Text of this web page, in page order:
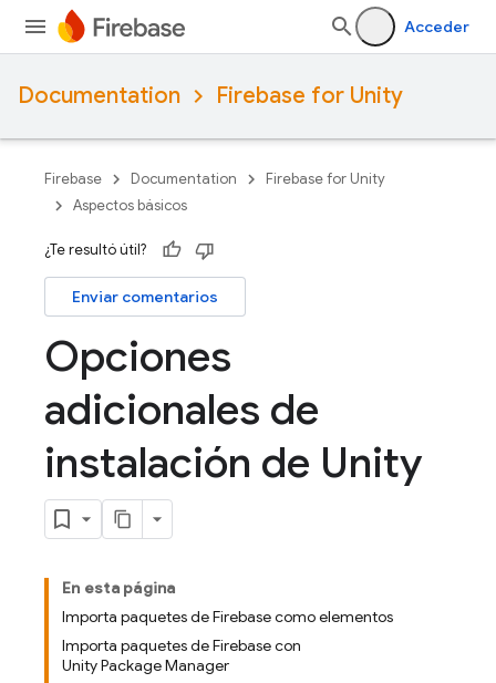
Acceder
Documentation Firebase for Unity
Firebase Documentation
Firebase for Unity
Aspectos básicos
¿Te resultó útil?
Enviar comentarios
Opciones
adicionales de
instalación de Unity
En esta página
Importa paquetes de Firebase como elementos
Importa paquetes de Firebase con
Unity Package Manager